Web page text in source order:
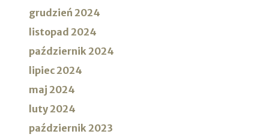
grudzień 2024
listopad 2024
październik 2024
lipiec 2024
maj 2024
luty 2024
październik 2023